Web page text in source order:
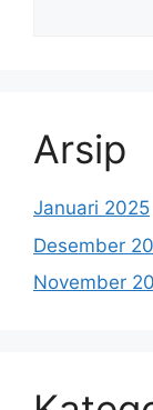
Arsip
Januari 2025
Desember
November